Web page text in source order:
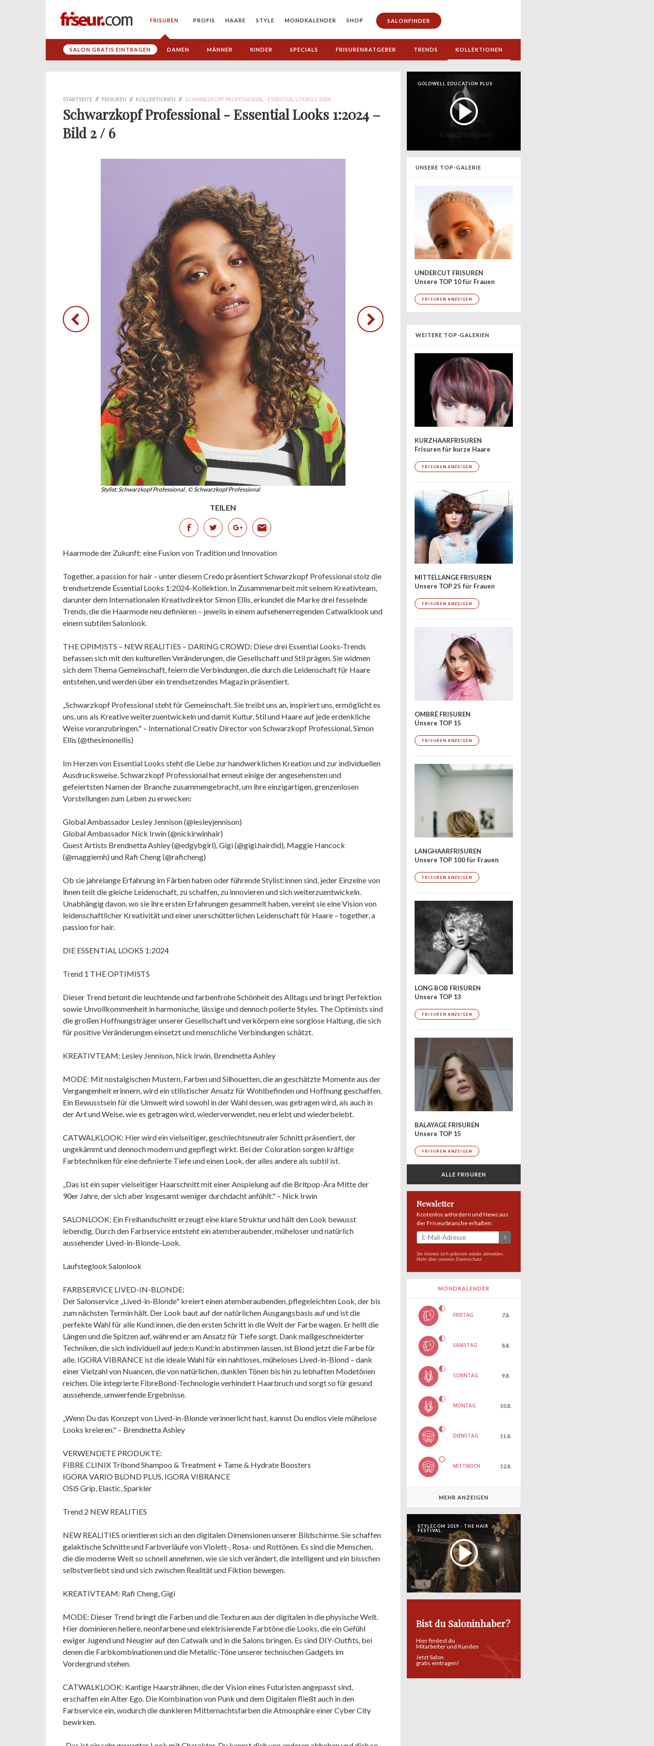
FRISUREN PROFIS HAARE STYLE MONDKALENDER SHOP SALONFINDER
SALON GRATIS EINTRAGEN DAMEN MÄNNER KINDER SPECIALS FRISURENRATGEBER TRENDS KOLLEKTIONEN
STARTSEITE // FRISUREN // KOLLEKTIONEN // SCHWARZKOPF PROFESSIONAL - ESSENTIAL LOOKS 1:2024
Schwarzkopf Professional - Essential Looks 1:2024 –
Bild 2 / 6
Stylist: Schwarzkopf Professional , © Schwarzkopf Professional
TEILEN
Haarmode der Zukunft: eine Fusion von Tradition und Innovation
Together, a passion for hair – unter diesem Credo präsentiert Schwarzkopf Professional stolz die
trendsetzende Essential Looks 1:2024-Kollektion. In Zusammenarbeit mit seinem Kreativteam,
darunter dem Internationalen Kreativdirektor Simon Ellis, erkundet die Marke drei fesselnde
Trends, die die Haarmode neu definieren – jeweils in einem aufsehenerregenden Catwalklook und
einem subtilen Salonlook.
THE OPIMISTS – NEW REALITIES – DARING CROWD: Diese drei Essential Looks-Trends
befassen sich mit den kulturellen Veränderungen, die Gesellschaft und Stil prägen. Sie widmen
sich dem Thema Gemeinschaft, feiern die Verbindungen, die durch die Leidenschaft für Haare
entstehen, und werden über ein trendsetzendes Magazin präsentiert.
„Schwarzkopf Professional steht für Gemeinschaft. Sie treibt uns an, inspiriert uns, ermöglicht es
uns, uns als Kreative weiterzuentwickeln und damit Kultur, Stil und Haare auf jede erdenkliche
Weise voranzubringen." – International Creativ Director von Schwarzkopf Professional, Simon
Ellis (@thesimonellis)
Im Herzen von Essential Looks steht die Liebe zur handwerklichen Kreation und zur individuellen
Ausdrucksweise. Schwarzkopf Professional hat erneut einige der angesehensten und
gefeiertsten Namen der Branche zusammengebracht, um ihre einzigartigen, grenzenlosen
Vorstellungen zum Leben zu erwecken:
Global Ambassador Lesley Jennison (@lesleyjennison)
Global Ambassador Nick Irwin (@nickirwinhair)
Guest Artists Brendnetta Ashley (@edgybgirl), Gigi (@gigi.hairdid), Maggie Hancock
(@maggiemh) und Rafi Cheng (@raficheng)
Ob sie jahrelange Erfahrung im Färben haben oder führende Stylist:innen sind, jeder Einzelne von
ihnen teilt die gleiche Leidenschaft, zu schaffen, zu innovieren und sich weiterzuentwickeln.
Unabhängig davon, wo sie ihre ersten Erfahrungen gesammelt haben, vereint sie eine Vision von
leidenschaftlicher Kreativität und einer unerschütterlichen Leidenschaft für Haare – together, a
passion for hair.
DIE ESSENTIAL LOOKS 1:2024
Trend 1 THE OPTIMISTS
Dieser Trend betont die leuchtende und farbenfrohe Schönheit des Alltags und bringt Perfektion
sowie Unvollkommenheit in harmonische, lässige und dennoch polierte Styles. The Optimists sind
die großen Hoffnungsträger unserer Gesellschaft und verkörpern eine sorglose Haltung, die sich
für positive Veränderungen einsetzt und menschliche Verbindungen schätzt.
KREATIVTEAM: Lesley Jennison, Nick Irwin, Brendnetta Ashley
MODE: Mit nostalgischen Mustern, Farben und Silhouetten, die an geschätzte Momente aus der
Vergangenheit erinnern, wird ein stilistischer Ansatz für Wohlbefinden und Hoffnung geschaffen.
Ein Bewusstsein für die Umwelt wird sowohl in der Wahl dessen, was getragen wird, als auch in
der Art und Weise, wie es getragen wird, wiederverwendet, neu erlebt und wiederbelebt.
CATWALKLOOK: Hier wird ein vielseitiger, geschlechtsneutraler Schnitt präsentiert, der
ungekämmt und dennoch modern und gepflegt wirkt. Bei der Coloration sorgen kräftige
Farbtechniken für eine definierte Tiefe und einen Look, der alles andere als subtil ist.
„Das ist ein super vielseitiger Haarschnitt mit einer Anspielung auf die Britpop-Ära Mitte der
90er Jahre, der sich aber insgesamt weniger durchdacht anfühlt." – Nick Irwin
SALONLOOK: Ein Freihandschnitt erzeugt eine klare Struktur und hält den Look bewusst
lebendig. Durch den Farbservice entsteht ein atemberaubender, müheloser und natürlich
aussehender Lived-in-Blonde-Look.
Laufsteglook Salonlook
FARBSERVICE LIVED-IN-BLONDE:
Der Salonservice „Lived-in-Blonde" kreiert einen atemberaubenden, pflegeleichten Look, der bis
zum nächsten Termin hält. Der Look baut auf der natürlichen Ausgangsbasis auf und ist die
perfekte Wahl für alle Kund:innen, die den ersten Schritt in die Welt der Farbe wagen. Er hellt die
Längen und die Spitzen auf, während er am Ansatz für Tiefe sorgt. Dank maßgeschneiderter
Techniken, die sich individuell auf jede:n Kund:in abstimmen lassen, ist Blond jetzt die Farbe für
alle. IGORA VIBRANCE ist die ideale Wahl für ein nahtloses, müheloses Lived-in-Blond – dank
einer Vielzahl von Nuancen, die von natürlichen, dunklen Tönen bis hin zu lebhaften Modetönen
reichen. Die integrierte FibreBond-Technologie verhindert Haarbruch und sorgt so für gesund
aussehende, umwerfende Ergebnisse.
„Wenn Du das Konzept von Lived-in-Blonde verinnerlicht hast, kannst Du endlos viele mühelose
Looks kreieren." – Brendnetta Ashley
VERWENDETE PRODUKTE:
FIBRE CLINIX Tribond Shampoo & Treatment + Tame & Hydrate Boosters
IGORA VARIO BLOND PLUS, IGORA VIBRANCE
OSiS Grip, Elastic, Sparkler
Trend 2 NEW REALITIES
NEW REALITIES orientieren sich an den digitalen Dimensionen unserer Bildschirme. Sie schaffen
galaktische Schnitte und Farbverläufe von Violett-, Rosa- und Rottönen. Es sind die Menschen,
die die moderne Welt so schnell annehmen, wie sie sich verändert, die intelligent und ein bisschen
selbstverliebt sind und sich zwischen Realität und Fiktion bewegen.
KREATIVTEAM: Rafi Cheng, Gigi
MODE: Dieser Trend bringt die Farben und die Texturen aus der digitalen in die physische Welt.
Hier dominieren hellere, neonfarbene und elektrisierende Farbtöne die Looks, die ein Gefühl
ewiger Jugend und Neugier auf den Catwalk und in die Salons bringen. Es sind DIY-Outfits, bei
denen die Farbkombinationen und die Metallic-Töne unserer technischen Gadgets im
Vordergrund stehen.
CATWALKLOOK: Kantige Haarsträhnen, die der Vision eines Futuristen angepasst sind,
erschaffen ein Alter Ego. Die Kombination von Punk und dem Digitalen fließt auch in den
Farbservice ein, wodurch die dunkleren Mitternachtsfarben die Atmosphäre einer Cyber City
bewirken.
GOLDWELL EDUCATION PLUS
UNSERE TOP-GALERIE
UNDERCUT FRISUREN
Unsere TOP 10 für Frauen
FRISUREN ANZEIGEN
WEITERE TOP-GALERIEN
KURZHAARFRISUREN
Frisuren für kurze Haare
FRISUREN ANZEIGEN
MITTELLANGE FRISUREN
Unsere TOP 25 für Frauen
FRISUREN ANZEIGEN
OMBRÉ FRISUREN
Unsere TOP 15
FRISUREN ANZEIGEN
LANGHAARFRISUREN
Unsere TOP 100 für Frauen
FRISUREN ANZEIGEN
LONG BOB FRISUREN
Unsere TOP 13
FRISUREN ANZEIGEN
BALAYAGE FRISUREN
Unsere TOP 15
FRISUREN ANZEIGEN
ALLE FRISUREN
Newsletter
Kostenlos anfordern und News aus
der Friseurbranche erhalten:
Sie können sich jederzeit wieder abmelden.
Mehr über unseren Datenschutz.
MONDKALENDER
FREITAG 7.8.
SAMSTAG 8.8.
SONNTAG 9.8.
MONTAG 10.8.
DIENSTAG 11.8.
MITTWOCH 12.8.
MEHR ANZEIGEN
STYLECOM 2019 - THE HAIR
FESTIVAL
Bist du Saloninhaber?
Hier findest du
Mitarbeiter und Kunden
Jetzt Salon
gratis eintragen!